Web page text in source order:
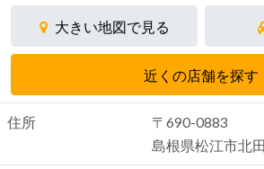
大きい地図で見る
近くの店舗を探す
住所
〒690-0883
島根県松江市北